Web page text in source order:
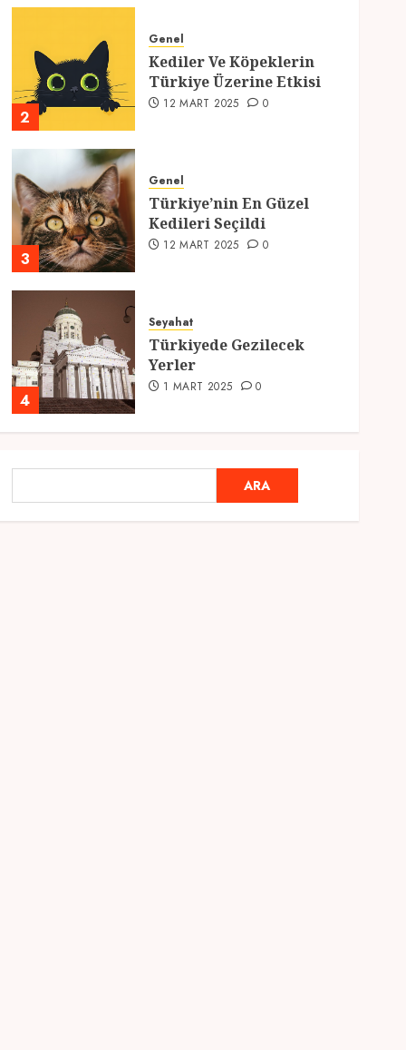
2
Genel
Kediler Ve Köpeklerin
Türkiye Üzerine Etkisi
12 MART 2025 0
3
Genel
Türkiye’nin En Güzel
Kedileri Seçildi
12 MART 2025 0
4
Seyahat
Türkiyede Gezilecek
Yerler
1 MART 2025 0
Ramazan Ayı 2025:
Manevi Atmosfer ve Özel
Hazırlıklar
ARA